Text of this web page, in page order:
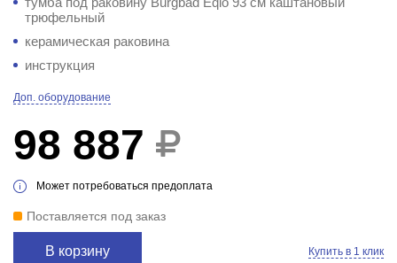
трюфельный
керамическая раковина
инструкция
Доп. оборудование
98 887
Может потребоваться предоплата
Поставляется под заказ
В корзину Купить в 1 клик